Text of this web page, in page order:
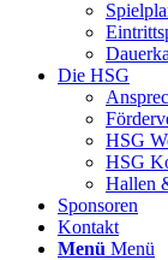
Die HSG
HSG
HSG
Hallen
Sponsoren
Kontakt
Menü Menü